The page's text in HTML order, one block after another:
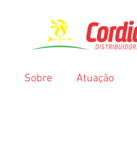
Sobre Atuação